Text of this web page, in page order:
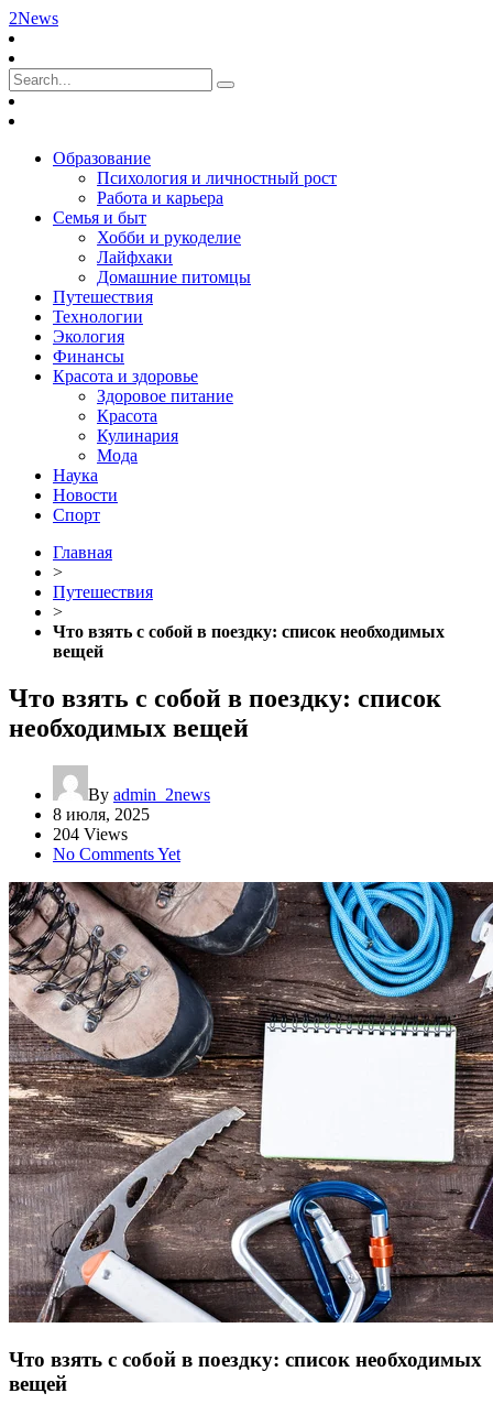
2News
Образование
Психология и личностный рост
Работа и карьера
Семья и быт
Хобби и рукоделие
Лайфхаки
Домашние питомцы
Путешествия
Технологии
Экология
Финансы
Красота и здоровье
Здоровое питание
Красота
Кулинария
Мода
Наука
Новости
Спорт
Главная
>
Путешествия
>
Что взять с собой в поездку: список необходимых
вещей
Что взять с собой в поездку: список
необходимых вещей
By admin_2news
8 июля, 2025
204 Views
No Comments Yet
Что взять с собой в поездку: список необходимых
вещей